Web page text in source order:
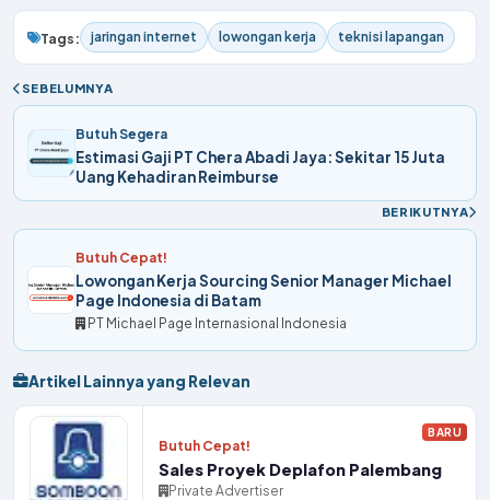
Tags: jaringan internet lowongan kerja teknisi lapangan
SEBELUMNYA
Butuh Segera
Estimasi Gaji PT Chera Abadi Jaya: Sekitar 15 Juta
Uang Kehadiran Reimburse
BERIKUTNYA
Butuh Cepat!
Lowongan Kerja Sourcing Senior Manager Michael
Page Indonesia di Batam
PT Michael Page Internasional Indonesia
Artikel Lainnya yang Relevan
Butuh Cepat!
Sales Proyek Deplafon Palembang
Private Advertiser
BARU